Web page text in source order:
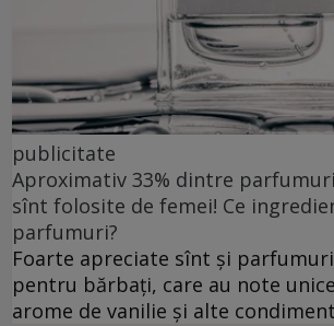
publicitate
Aproximativ 33% dintre
sînt folosite de femei! Ce
parfumuri?
Foarte apreciate sînt și
pentru bărbați, care au note
arome de vanilie și alte